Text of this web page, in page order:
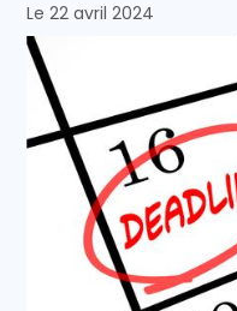
Le 22 avril 2024